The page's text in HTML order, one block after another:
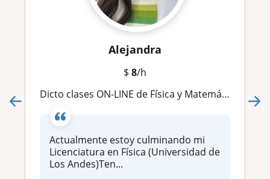
Alejandra
$ 8/h
Dicto clases ON-LINE de Física y Matemáticas. Te apoyo con la resolución de ejercicios
Actualmente estoy culminando mi
Licenciatura en Física (Universidad de
Los Andes)Ten...